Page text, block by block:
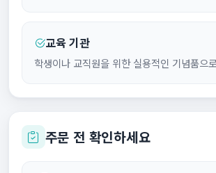
교육 기관
학생이나 교직원을 위한 실용적인 기념품으
주문 전 확인하세요